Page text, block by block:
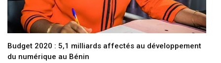
Budget 2020 : 5,1 milliards affectés au développement
du numérique au Bénin